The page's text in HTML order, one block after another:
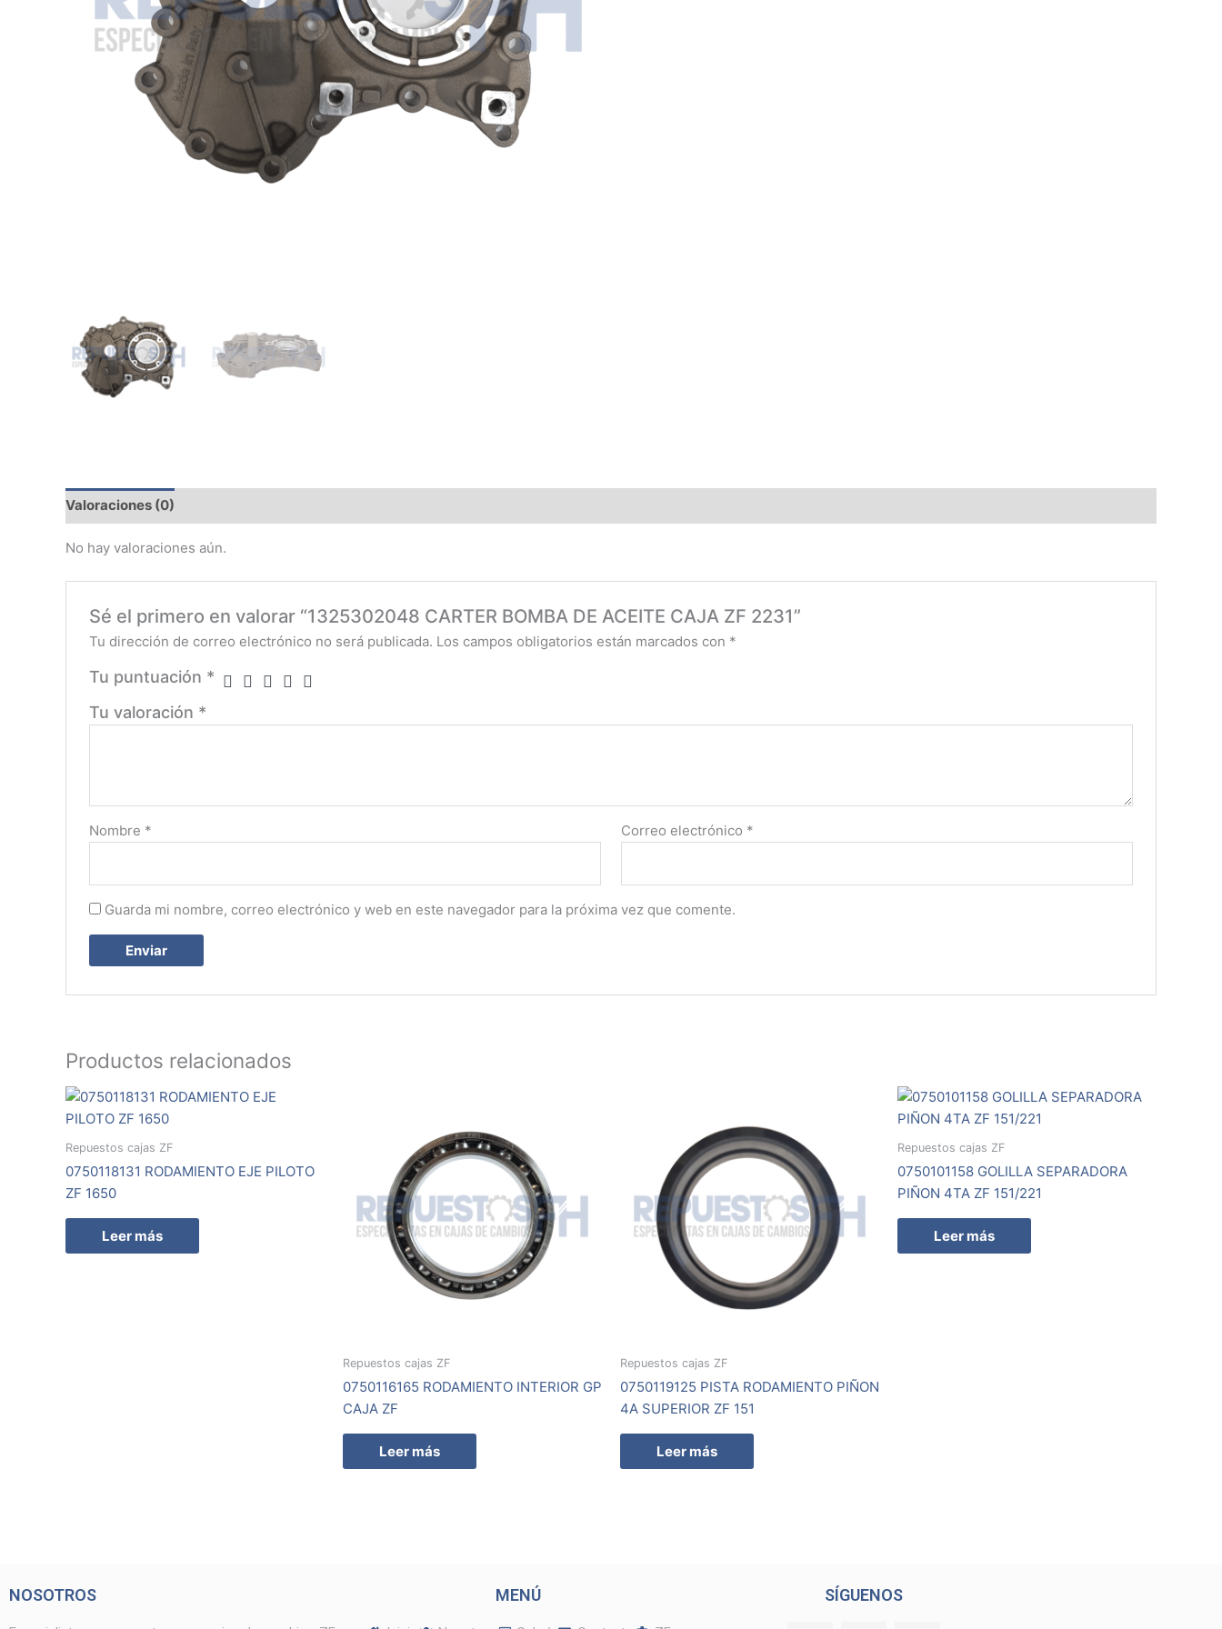
Valoraciones (0)
No hay valoraciones aún.
Sé el primero en valorar “1325302048 CARTER BOMBA DE ACEITE CAJA ZF 2231”
Tu dirección de correo electrónico no será publicada. Los campos obligatorios están marcados con *
Tu puntuación *
Tu valoración *
Nombre * Correo electrónico *
Guarda mi nombre, correo electrónico y web en este navegador para la próxima vez que comente.
Productos relacionados
Repuestos cajas ZF
0750118131 RODAMIENTO EJE PILOTO
ZF 1650
Leer más
Repuestos cajas ZF
0750116165 RODAMIENTO INTERIOR GP
CAJA ZF
Leer más
Repuestos cajas ZF
0750119125 PISTA RODAMIENTO PIÑON
4A SUPERIOR ZF 151
Leer más
Repuestos cajas ZF
0750101158 GOLILLA SEPARADORA
PIÑON 4TA ZF 151/221
Leer más
NOSOTROS MENÚ SÍGUENOS